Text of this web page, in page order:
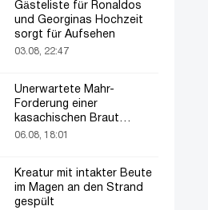
Gästeliste für Ronaldos
und Georginas Hochzeit
sorgt für Aufsehen
03.08, 22:47
Unerwartete Mahr-
Forderung einer
kasachischen Braut
verblüfft alle
06.08, 18:01
Kreatur mit intakter Beute
im Magen an den Strand
gespült